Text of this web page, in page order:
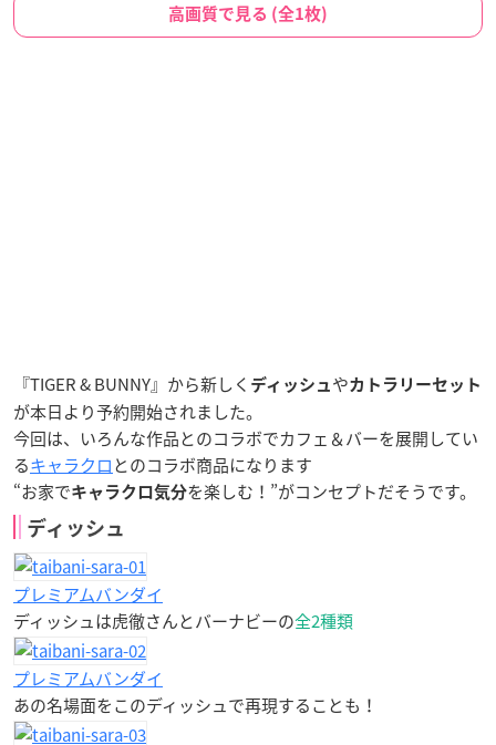
高画質で見る (全1枚)
『TIGER & BUNNY』から新しく ディッシュ やカトラリーセット
が本日より予約開始されました。
今回は、いろんな作品とのコラボでカフェ＆バーを展開してい
るキャラクロとのコラボ商品になります
“お家でキャラクロ気分を楽しむ！”がコンセプトだそうです。
ディッシュ
プレミアムバンダイ
ディッシュは虎徹さんとバーナビーの全2種類
プレミアムバンダイ
あの名場面をこのディッシュで再現することも！